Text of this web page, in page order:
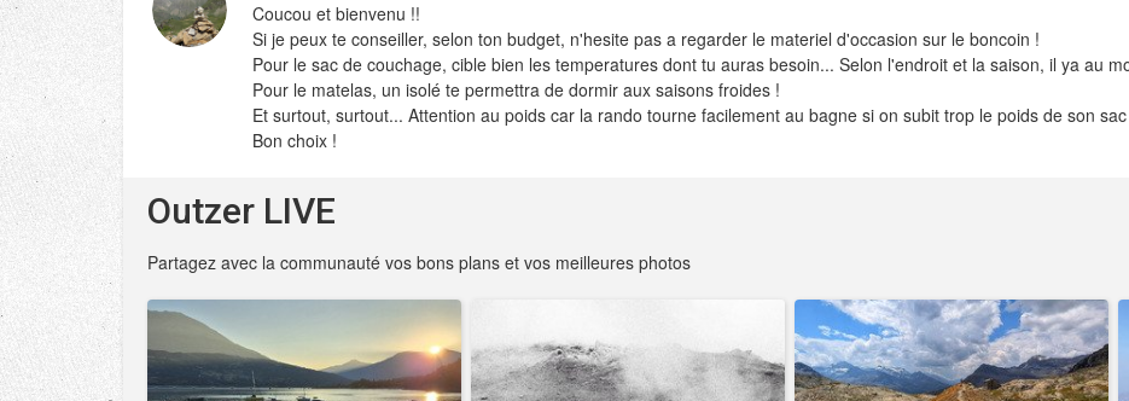
Coucou et bienvenu !!
Si je peux te conseiller, selon ton budget, n'hesite pas a regarder le materiel d'occasion sur le boncoin !
Pour le sac de couchage, cible bien les temperatures dont tu auras besoin... Selon l'endroit et la saison, il ya au
Pour le matelas, un isolé te permettra de dormir aux saisons froides !
Et surtout, surtout... Attention au poids car la rando tourne facilement au bagne si on subit trop le poids de son
Bon choix !
Outzer LIVE
Partagez avec la communauté vos bons plans et vos meilleures photos